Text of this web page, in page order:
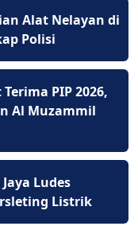
Alat Nelayan di
Polisi
PIP 2026,
Al Muzammil
Ludes
Listrik